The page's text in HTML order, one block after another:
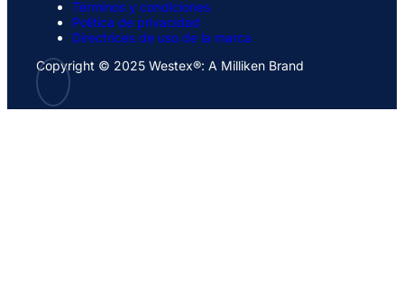
Términos y condiciones
Política de privacidad
Directrices de uso de la marca
Copyright © 2025 Westex®: A Milliken Brand